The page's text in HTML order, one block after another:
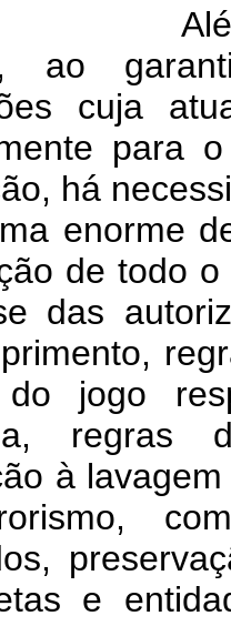
da
ao
cuja
para
há
enorme
de todo
das
do jogo
regras
à
e